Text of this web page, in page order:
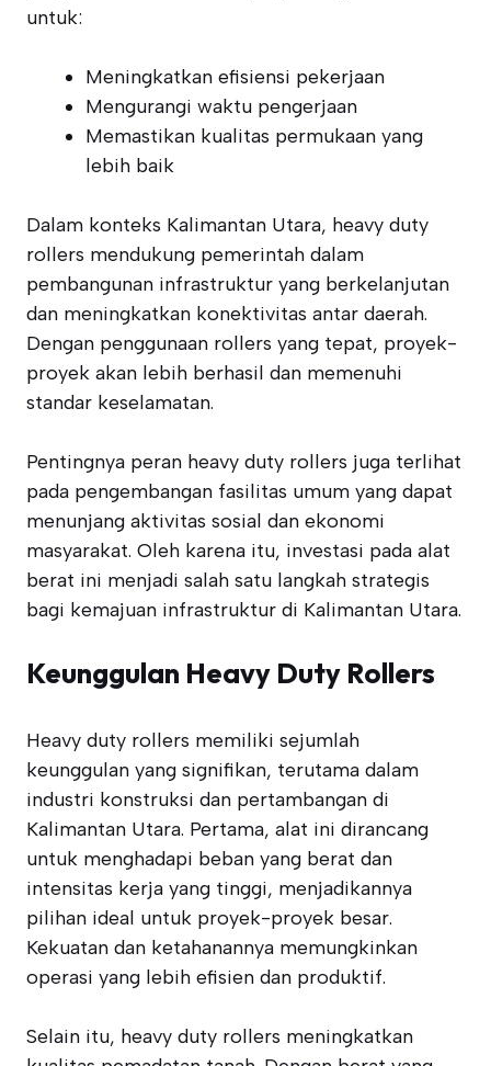
untuk:
Meningkatkan efisiensi pekerjaan
Mengurangi waktu pengerjaan
Memastikan kualitas permukaan yang
lebih baik
Dalam konteks Kalimantan Utara, heavy duty
rollers mendukung pemerintah dalam
pembangunan infrastruktur yang berkelanjutan
dan meningkatkan konektivitas antar daerah.
Dengan penggunaan rollers yang tepat, proyek-
proyek akan lebih berhasil dan memenuhi
standar keselamatan.
Pentingnya peran heavy duty rollers juga terlihat
pada pengembangan fasilitas umum yang dapat
menunjang aktivitas sosial dan ekonomi
masyarakat. Oleh karena itu, investasi pada alat
berat ini menjadi salah satu langkah strategis
bagi kemajuan infrastruktur di Kalimantan Utara.
Keunggulan Heavy Duty Rollers
Heavy duty rollers memiliki sejumlah
keunggulan yang signifikan, terutama dalam
industri konstruksi dan pertambangan di
Kalimantan Utara. Pertama, alat ini dirancang
untuk menghadapi beban yang berat dan
intensitas kerja yang tinggi, menjadikannya
pilihan ideal untuk proyek-proyek besar.
Kekuatan dan ketahanannya memungkinkan
operasi yang lebih efisien dan produktif.
Selain itu, heavy duty rollers meningkatkan